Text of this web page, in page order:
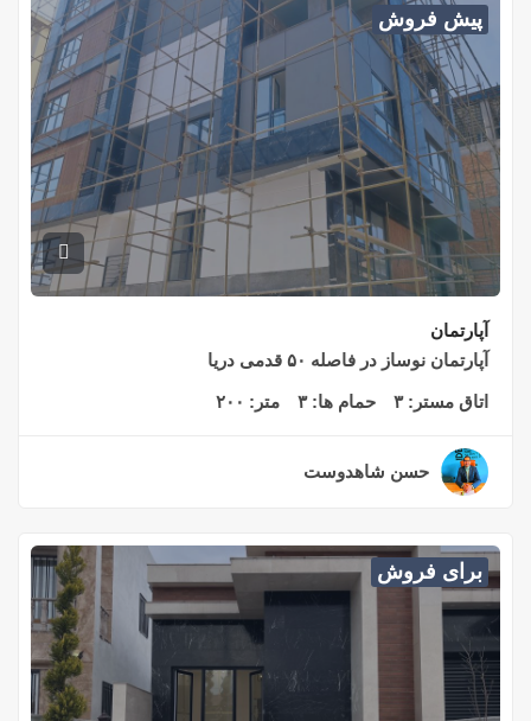
پیش فروش
آپارتمان
آپارتمان نوساز در فاصله ۵۰ قدمی دریا
اتاق مستر:۳ حمام ها:۳ متر: ۲۰۰
حسن شاهدوست
برای فروش